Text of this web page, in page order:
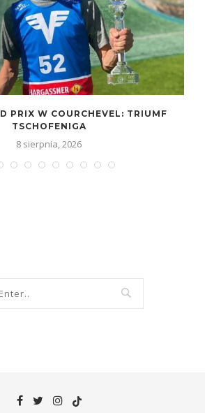
PRIX W COURCHEVEL: TRIUMF
TSCHOFENIGA
8 sierpnia, 2026